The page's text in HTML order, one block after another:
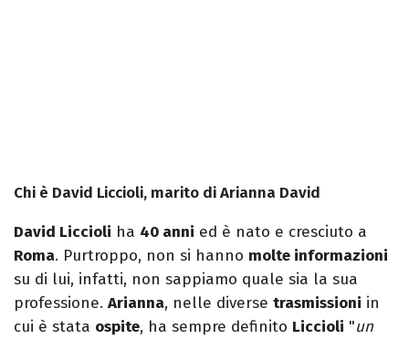
Chi è David Liccioli, marito di Arianna David
David Liccioli ha 40 anni ed è nato e cresciuto a
Roma. Purtroppo, non si hanno molte informazioni
su di lui, infatti, non sappiamo quale sia la sua
professione. Arianna, nelle diverse trasmissioni in
cui è stata ospite, ha sempre definito Liccioli "un